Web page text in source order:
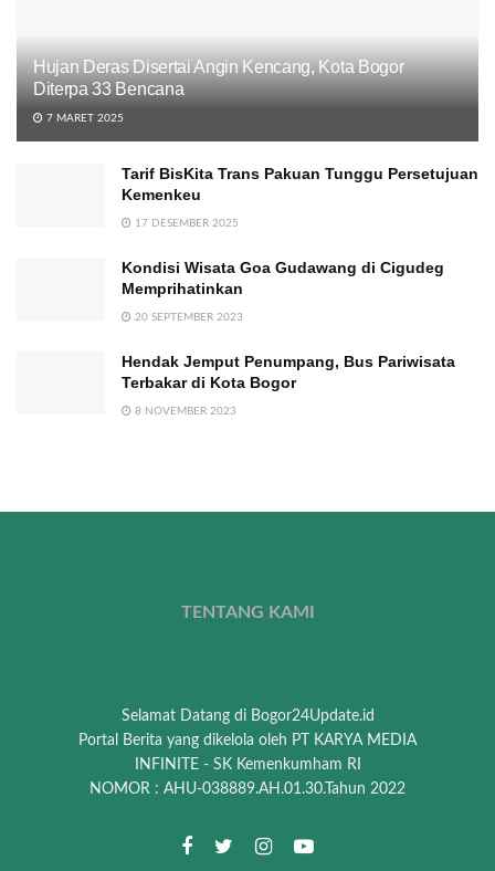
Hujan Deras Disertai Angin Kencang, Kota Bogor
Diterpa 33 Bencana
7 MARET 2025
Tarif BisKita Trans Pakuan Tunggu Persetujuan
Kemenkeu
17 DESEMBER 2025
Kondisi Wisata Goa Gudawang di Cigudeg
Memprihatinkan
20 SEPTEMBER 2023
Hendak Jemput Penumpang, Bus Pariwisata
Terbakar di Kota Bogor
8 NOVEMBER 2023
TENTANG KAMI
Selamat Datang di Bogor24Update.id
Portal Berita yang dikelola oleh PT KARYA MEDIA
INFINITE - SK Kemenkumham RI
NOMOR : AHU-038889.AH.01.30.Tahun 2022